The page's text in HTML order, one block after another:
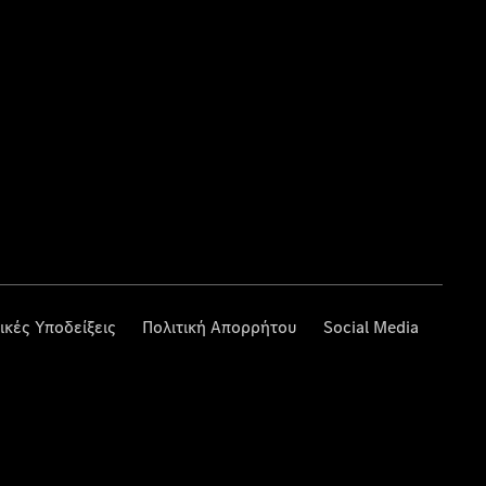
Υποδείξεις Πολιτική Απορρήτου Social Media